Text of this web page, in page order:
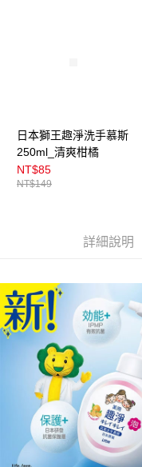
日本獅王趣淨洗手慕斯
250ml_清爽柑橘
NT$85
NT$149
詳細說明